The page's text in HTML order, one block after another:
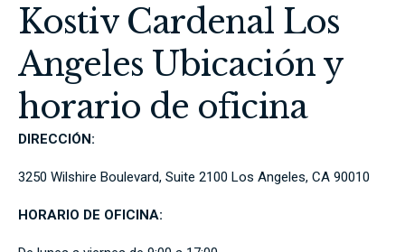
Kostiv Cardenal Los
Angeles Ubicación y
horario de oficina
DIRECCIÓN:
3250 Wilshire Boulevard, Suite 2100 Los Angeles, CA 90010
HORARIO DE OFICINA: